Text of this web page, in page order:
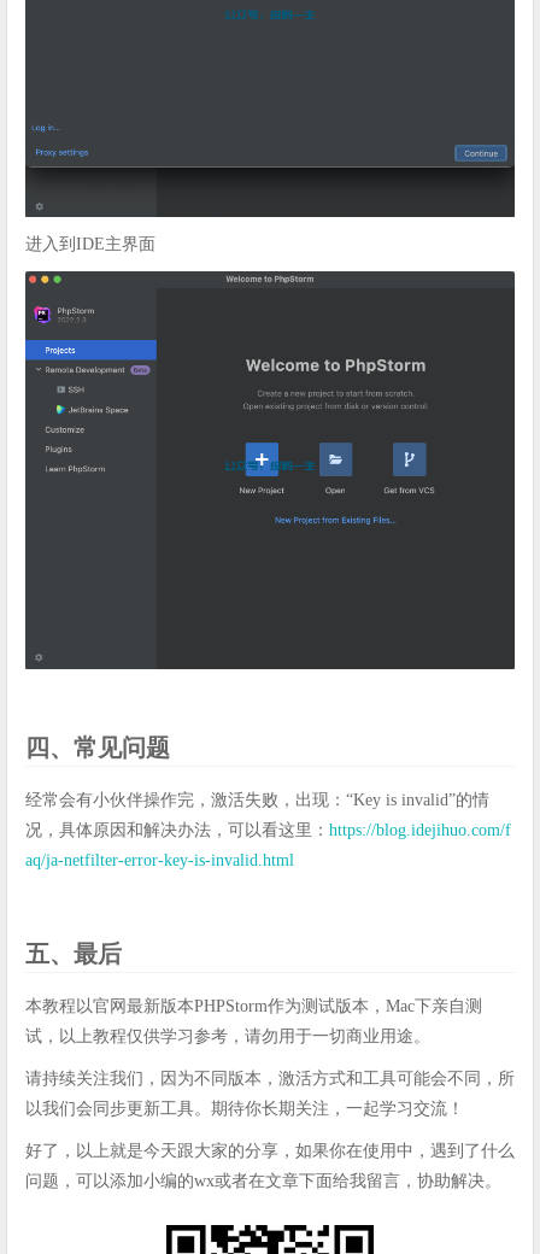
进入到IDE主界面
四、常见问题
经常会有小伙伴操作完，激活失败，出现：“Key is invalid”的情
况，具体原因和解决办法，可以看这里： https://blog.idejihuo.com/f
aq/ja-netfilter-error-key-is-invalid.html
五、最后
本教程以官网最新版本PHPStorm作为测试版本，Mac下亲自测
试，以上教程仅供学习参考，请勿用于一切商业用途。
请持续关注我们，因为不同版本，激活方式和工具可能会不同，所
以我们会同步更新工具。期待你长期关注，一起学习交流！
好了，以上就是今天跟大家的分享，如果你在使用中，遇到了什么
问题，可以添加小编的wx或者在文章下面给我留言，协助解决。